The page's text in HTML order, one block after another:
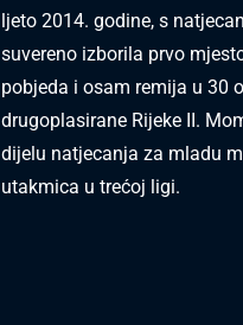
ljeto 2014. godine, s
suvereno izborila prvo
pobjeda i osam remija u 30
drugoplasirane Rijeke II.
dijelu natjecanja za mladu
utakmica u trećoj ligi.